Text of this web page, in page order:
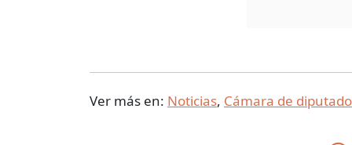
Ver más en: Noticias, Cámara de